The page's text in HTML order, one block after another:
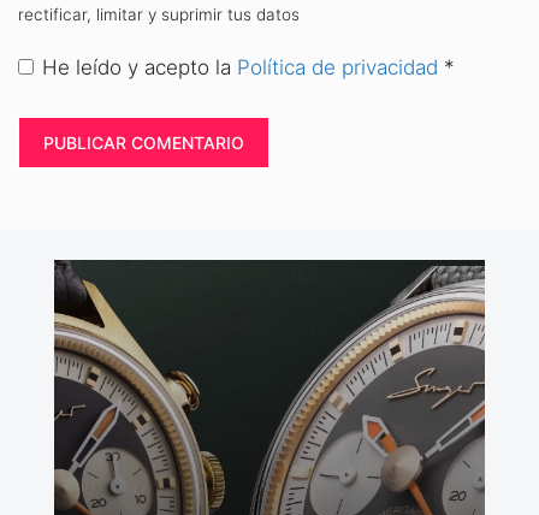
rectificar, limitar y suprimir tus datos
He leído y acepto la Política de privacidad *